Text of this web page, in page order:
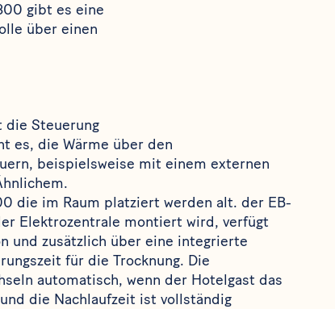
gibt es eine
über einen
Steuerung
es, die Wärme über den
beispielsweise mit einem externen
die im Raum platziert werden alt. der EB-
Elektrozentrale montiert wird, verfügt
und zusätzlich über eine integrierte
für die Trocknung. Die
automatisch, wenn der Hotelgast das
die Nachlaufzeit ist vollständig